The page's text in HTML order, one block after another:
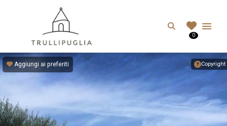
Search
0
Copyright
Aggiungi ai preferiti